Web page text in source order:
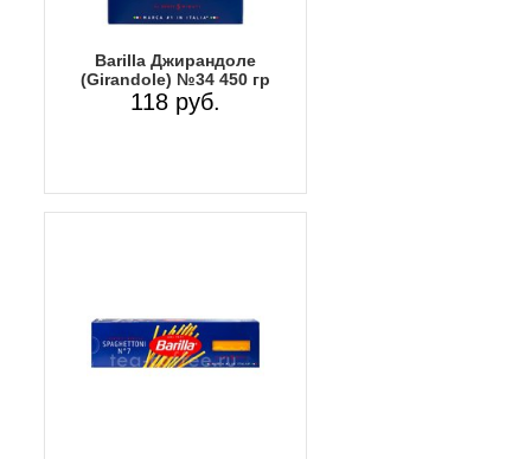
Barilla Джирандоле
(Girandole) №34 450 гр
118 руб.